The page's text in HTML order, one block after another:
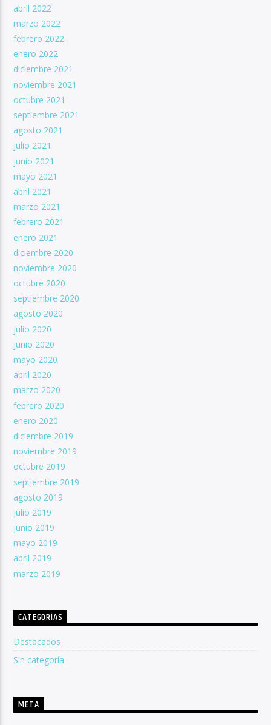
abril 2022
marzo 2022
febrero 2022
enero 2022
diciembre 2021
noviembre 2021
octubre 2021
septiembre 2021
agosto 2021
julio 2021
junio 2021
mayo 2021
abril 2021
marzo 2021
febrero 2021
enero 2021
diciembre 2020
noviembre 2020
octubre 2020
septiembre 2020
agosto 2020
julio 2020
junio 2020
mayo 2020
abril 2020
marzo 2020
febrero 2020
enero 2020
diciembre 2019
noviembre 2019
octubre 2019
septiembre 2019
agosto 2019
julio 2019
junio 2019
mayo 2019
abril 2019
marzo 2019
CATEGORÍAS
Destacados
Sin categoría
META